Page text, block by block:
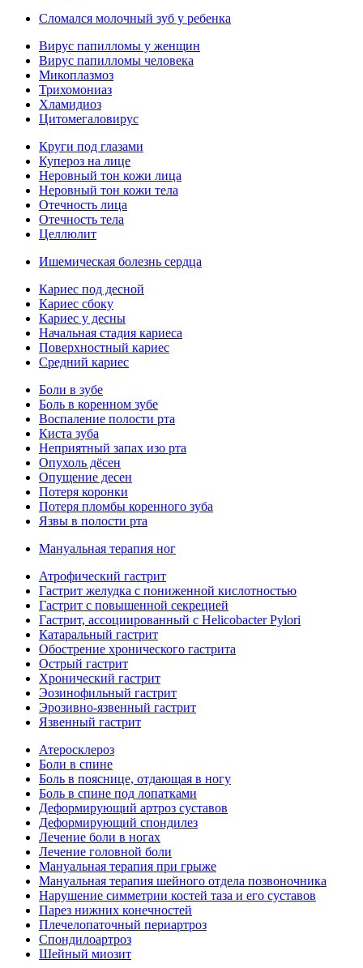
Сломался молочный зуб у ребенка
Вирус папилломы у женщин
Вирус папилломы человека
Микоплазмоз
Трихомониаз
Хламидиоз
Цитомегаловирус
Круги под глазами
Купероз на лице
Неровный тон кожи лица
Неровный тон кожи тела
Отечность лица
Отечность тела
Целлюлит
Ишемическая болезнь сердца
Кариес под десной
Кариес сбоку
Кариес у десны
Начальная стадия кариеса
Поверхностный кариес
Средний кариес
Боли в зубе
Боль в коренном зубе
Воспаление полости рта
Киста зуба
Неприятный запах изо рта
Опухоль дёсен
Опущение десен
Потеря коронки
Потеря пломбы коренного зуба
Язвы в полости рта
Мануальная терапия ног
Атрофический гастрит
Гастрит желудка с пониженной кислотностью
Гастрит с повышенной секрецией
Гастрит, ассоциированный с Helicobacter Pylori
Катаральный гастрит
Обострение хронического гастрита
Острый гастрит
Хронический гастрит
Эозинофильный гастрит
Эрозивно-язвенный гастрит
Язвенный гастрит
Атеросклероз
Боли в спине
Боль в пояснице, отдающая в ногу
Боль в спине под лопатками
Деформирующий артроз суставов
Деформирующий спондилез
Лечение боли в ногах
Лечение головной боли
Мануальная терапия при грыже
Мануальная терапия шейного отдела позвоночника
Нарушение симметрии костей таза и его суставов
Парез нижних конечностей
Плечелопаточный периартроз
Спондилоартроз
Шейный миозит